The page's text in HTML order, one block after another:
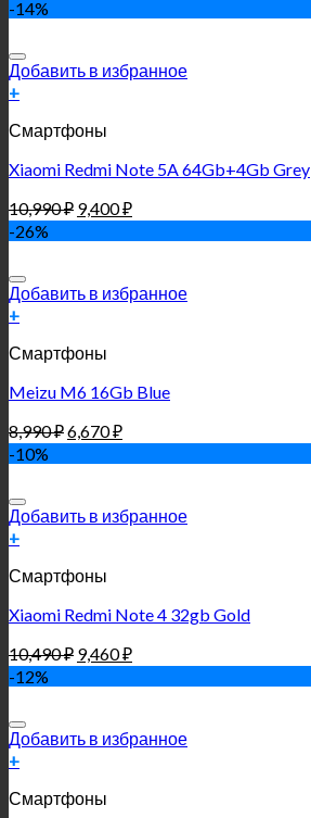
-14%
Добавить в избранное
+
Смартфоны
Xiaomi Redmi Note 5A 64Gb+4Gb Grey
10,990₽ 9,400₽
-26%
Добавить в избранное
+
Смартфоны
Meizu M6 16Gb Blue
8,990₽6,670₽
-10%
Добавить в избранное
+
Смартфоны
Xiaomi Redmi Note 4 32gb Gold
10,490₽ 9,460₽
-12%
Добавить в избранное
+
Смартфоны